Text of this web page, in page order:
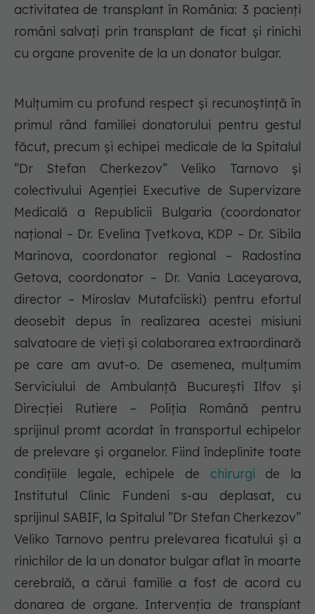
activitatea de transplant în România: 3 pacienţi
români salvaţi prin transplant de ficat şi rinichi
cu organe provenite de la un donator bulgar.
Mulțumim cu profund respect și recunoștință în
primul rând familiei donatorului pentru gestul
făcut, precum și echipei medicale de la Spitalul
”Dr Stefan Cherkezov” Veliko Tarnovo şi
colectivului Agenției Executive de Supervizare
Medicală a Republicii Bulgaria (coordonator
naţional – Dr. Evelina Ţvetkova, KDP – Dr. Sibila
Marinova, coordonator regional – Radostina
Getova, coordonator – Dr. Vania Laceyarova,
director – Miroslav Mutafciiski) pentru efortul
deosebit depus în realizarea acestei misiuni
salvatoare de vieți şi colaborarea extraordinară
pe care am avut-o. De asemenea, mulţumim
Serviciului de Ambulanţă Bucureşti Ilfov şi
Direcţiei Rutiere – Poliţia Română pentru
sprijinul promt acordat în transportul echipelor
de prelevare şi organelor. Fiind îndeplinite toate
condițiile legale, echipele de chirurgi de la
Institutul Clinic Fundeni s-au deplasat, cu
sprijinul SABIF, la Spitalul ”Dr Stefan Cherkezov”
Veliko Tarnovo pentru prelevarea ficatului și a
rinichilor de la un donator bulgar aflat în moarte
cerebrală, a cărui familie a fost de acord cu
donarea de organe. Intervenţia de transplant